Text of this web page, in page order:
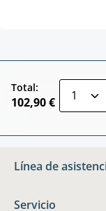
Total:
102,90 €
Línea de
Servicio